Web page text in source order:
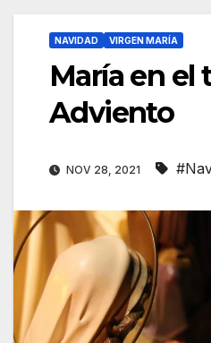
NAVIDAD VIRGEN MARÍA
María en el
Adviento
NOV 28, 2021